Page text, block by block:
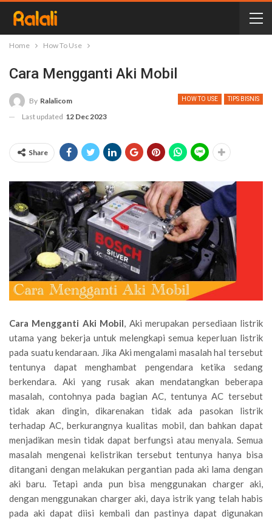
Home How To Use
Cara Mengganti Aki Mobil
HOW TO USE TIPS BISNIS
By Ralalicom
Last updated 12 Dec 2023
Share
Cara Mengganti Aki Mobil, Aki merupakan persediaan listrik
utama yang bekerja untuk melengkapi semua keperluan listrik
pada suatu kendaraan. Jika Aki mengalami masalah hal tersebut
tentunya dapat menghambat pengendara ketika sedang
berkendara. Aki yang rusak akan mendatangkan beberapa
masalah, contohnya pada bagian AC, tentunya AC tersebut
tidak akan dingin, dikarenakan tidak ada pasokan listrik
terhadap AC, berkurangnya kualitas mobil, dan bahkan dapat
menjadikan mesin tidak dapat berfungsi atau menyala. Semua
masalah mengenai kelistrikan tersebut tentunya hanya bisa
ditangani dengan melakukan pergantian pada aki lama dengan
aki baru. Tetapi anda pun bisa menggunakan charger aki,
dengan menggunakan charger aki, daya istrik yang telah habis
pada aki dapat diisi kembali dan pastinya dapat digunakan